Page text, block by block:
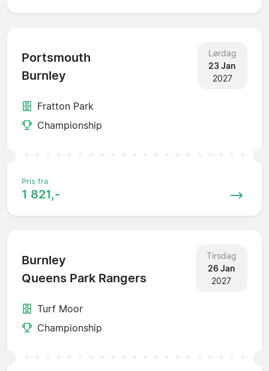
Portsmouth
Burnley
Lørdag
23 Jan
2027
Fratton Park
Championship
Pris fra
1 821,-
Burnley
Queens Park Rangers
Tirsdag
26 Jan
2027
Turf Moor
Championship